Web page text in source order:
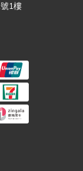
1樓